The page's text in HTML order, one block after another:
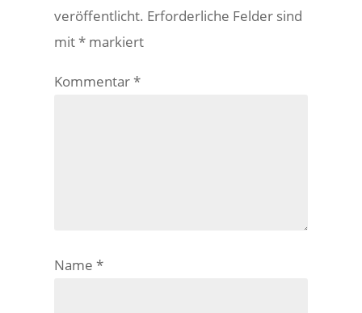
veröffentlicht. Erforderliche Felder sind
mit* markiert
Kommentar*
Name*